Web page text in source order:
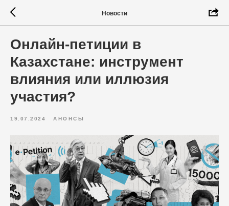
Новости
Онлайн-петиции в
Казахстане: инструмент
влияния или иллюзия
участия?
19.07.2024 АНОНСЫ